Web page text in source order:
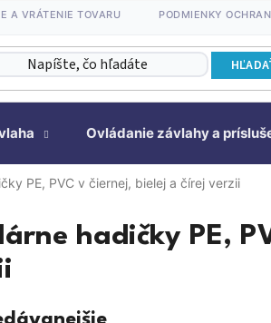
A VRÁTENIE TOVARU PODMIENKY
Ovládanie závlahy a
PE, PVC v čiernej, bielej a čírej verzii
hadičky PE,